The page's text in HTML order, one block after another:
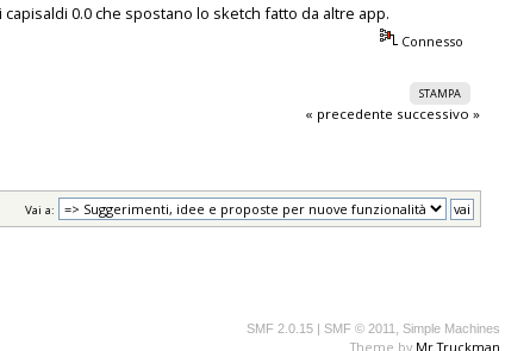
0.0 che spostano lo sketch fatto da altre app.
Connesso
STAMPA
« precedente successivo »
Vai a:
SMF 2.0.15 | SMF © 2011 Simple Machines
Theme by Mr.Truckman